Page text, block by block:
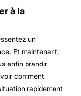
à la
un
Et maintenant,
enfin brandir
comment
rapidement